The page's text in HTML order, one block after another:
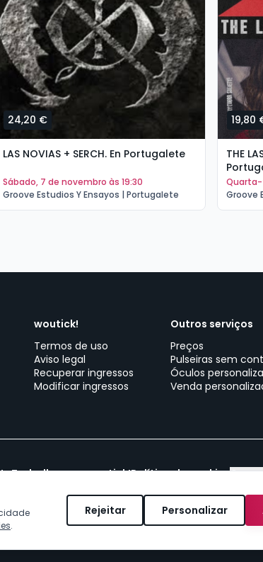
24,20 €
LAS NOVIAS + SERCH. En Portugalete
sábado, 7 de novembro às 19:30
Groove Estudios Y Ensayos | Portugalete
19,80
THE
Groove
woutick!
Termos de uso
Aviso legal
Recuperar ingressos
Modificar ingressos
Outros serviços
Preços
Pulseiras sem
Óculos
Venda
Trabalhe com woutick!Política de cookies
.
Rejeitar Personalizar